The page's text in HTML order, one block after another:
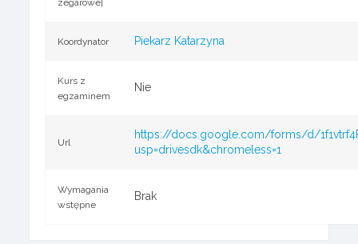
zegarowe]
Koordynator Piekarz Katarzyna
Kurs z
egzaminem
Nie
Url
https://docs.google.com/forms/d/
usp=drivesdk&chromeless=1
Wymagania
wstępne
Brak